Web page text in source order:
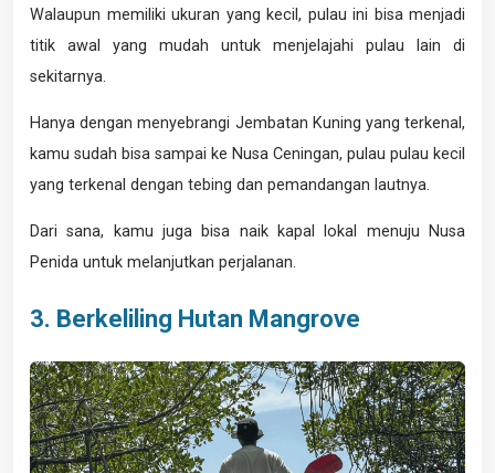
Walaupun memiliki ukuran yang kecil, pulau ini bisa menjadi
titik awal yang mudah untuk menjelajahi pulau lain di
sekitarnya.
Hanya dengan menyebrangi Jembatan Kuning yang terkenal,
kamu sudah bisa sampai ke Nusa Ceningan, pulau pulau kecil
yang terkenal dengan tebing dan pemandangan lautnya.
Dari sana, kamu juga bisa naik kapal lokal menuju Nusa
Penida untuk melanjutkan perjalanan.
3. Berkeliling Hutan Mangrove